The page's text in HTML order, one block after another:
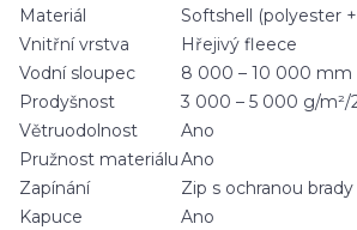
Materiál
Softshell (polyester
Vnitřní vrstva
Hřejivý fleece
Vodní sloupec
8 000 – 10 000 mm
Prodyšnost
3 000 – 5 000 g/m²/
Větruodolnost
Ano
Pružnost materiáluAno
Zapínání
Zip s ochranou brady
Kapuce
Ano